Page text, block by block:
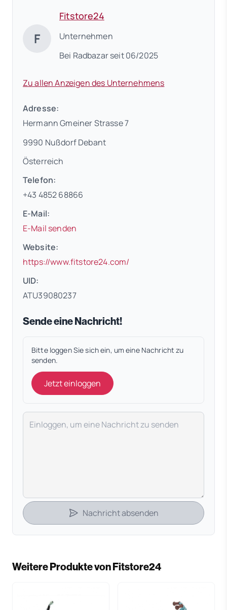
F
Fitstore24
Unternehmen
Bei Radbazar seit 06/2025
Zu allen Anzeigen des Unternehmens
Adresse:
Hermann Gmeiner Strasse 7
9990 Nußdorf Debant
Österreich
Telefon:
+43 4852 68866
E-Mail:
E-Mail senden
Website:
https://www.fitstore24.com/
UID:
ATU39080237
Sende eine Nachricht!
Bitte loggen Sie sich ein, um eine Nachricht zu
senden.
Jetzt einloggen
Deine Nachricht
Nachricht absenden
Weitere Produkte von Fitstore24